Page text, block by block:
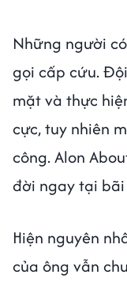
Những người
gọi cấp cứu.
mặt và thực
cực, tuy nhiên
công. Alon
đời ngay tại
Hiện nguyên
của ông vẫn